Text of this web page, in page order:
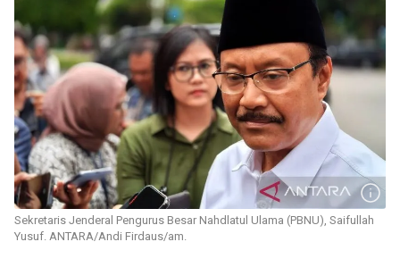
Sekretaris Jenderal Pengurus Besar Nahdlatul Ulama (PBNU), Saifullah
Yusuf. ANTARA/Andi Firdaus/am.